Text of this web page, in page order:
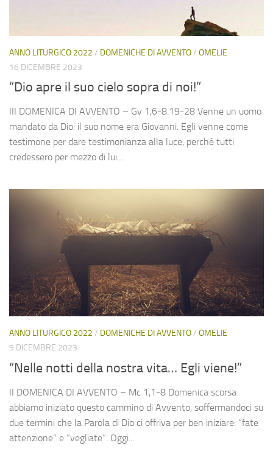
ANNO LITURGICO 2022 / DOMENICHE DI AVVENTO/ OMELIE
16 DICEMBRE 2023
“Dio apre il suo cielo sopra di noi!”
III DOMENICA DI AVVENTO – Gv 1,6-8.19-28 Venne un uomo
mandato da Dio: il suo nome era Giovanni. Egli venne come
testimone per dare testimonianza alla luce, perché tutti
credessero per mezzo di lui....
ANNO LITURGICO 2022 / DOMENICHE DI AVVENTO/ OMELIE
9 DICEMBRE 2023
“Nelle notti della nostra vita… Egli viene!”
II DOMENICA DI AVVENTO – Mc 1,1-8 Domenica scorsa
abbiamo iniziato questo cammino di Avvento, soffermandoci su
due termini che la Parola di Dio ci offriva per ben iniziare: “fate
attenzione” e “vegliate”. Oggi...